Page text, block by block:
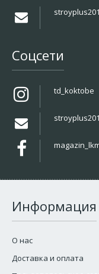
Соцсети
td_koktobe
Информация
О нас
Доставка и оплата